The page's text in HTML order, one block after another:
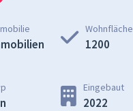
Wohnfläche
1200
Eingebaut
2022